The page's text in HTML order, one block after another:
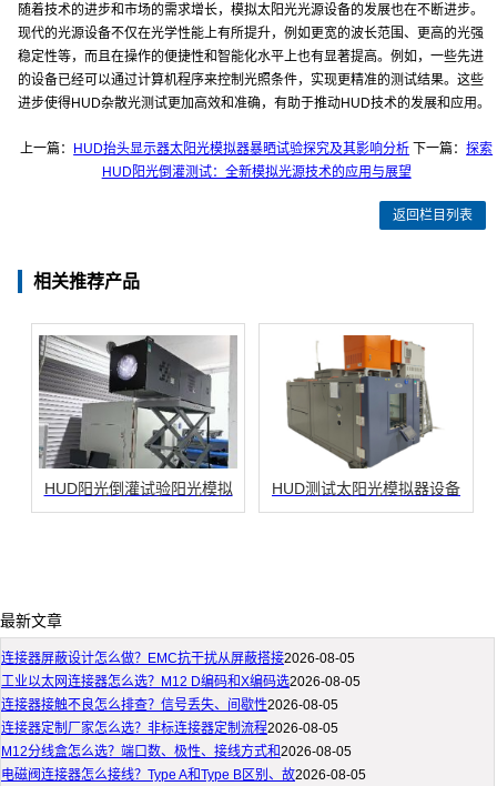
随着技术的进步和市场的需求增长，模拟太阳光光源设备的发展也在不断进步。
现代的光源设备不仅在光学性能上有所提升，例如更宽的波长范围、更高的光强
稳定性等，而且在操作的便捷性和智能化水平上也有显著提高。例如，一些先进
的设备已经可以通过计算机程序来控制光照条件，实现更精准的测试结果。这些
进步使得HUD杂散光测试更加高效和准确，有助于推动HUD技术的发展和应用。
上一篇： HUD抬头显示器太阳光模拟器暴晒试验探究及其影响分析 下一篇：探索
HUD阳光倒灌测试：全新模拟光源技术的应用与展望
返回栏目列表
相关推荐产品
HUD阳光倒灌试验阳光模拟 HUD测试太阳光模拟器设备
最新文章
连接器屏蔽设计怎么做？EMC抗干扰从屏蔽搭接2026-08-05
工业以太网连接器怎么选？M12 D编码和X编码选2026-08-05
连接器接触不良怎么排查？信号丢失、间歇性2026-08-05
连接器定制厂家怎么选？非标连接器定制流程2026-08-05
M12分线盒怎么选？端口数、极性、接线方式和2026-08-05
电磁阀连接器怎么接线？Type A和Type B区别、故2026-08-05